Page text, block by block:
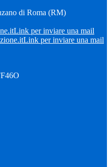
di Roma (RM)
Link per inviare una mail
Link per inviare una mail